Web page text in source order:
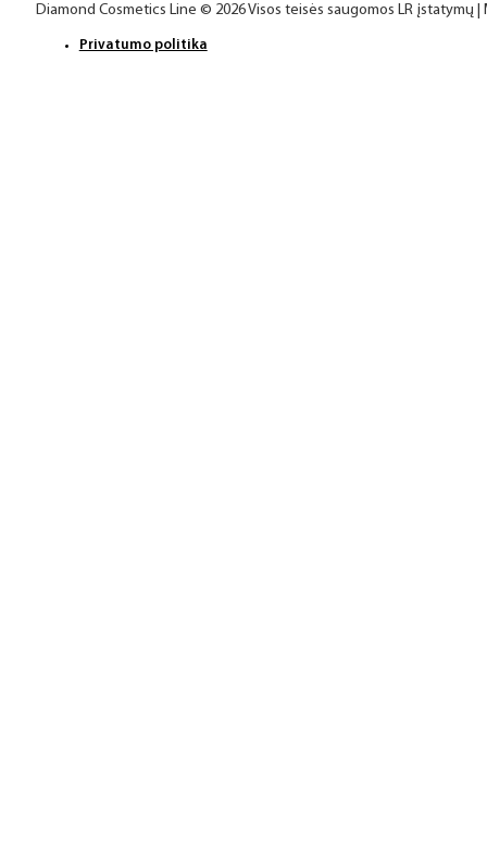
Diamond Cosmetics Line © 2026 Visos teisės saugomos LR įstatymų
Privatumo politika